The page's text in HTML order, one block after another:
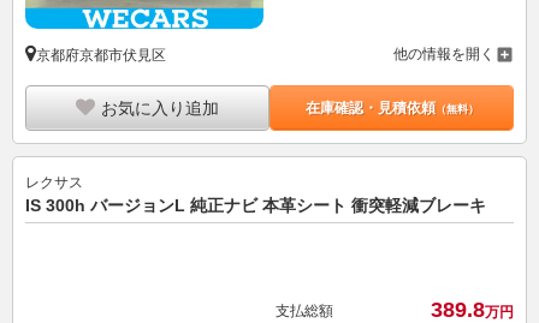
京都府京都市伏見区 他の情報を開く
お気に入り追加 在庫確認・見積依頼（無料）
レクサス
IS 300h バージョンL 純正ナビ 本革シート 衝突軽減ブレーキ
支払総額 389.8万円